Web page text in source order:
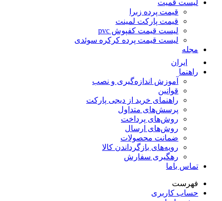
لیست قمیت
قیمت پرده زبرا
قیمت پارکت لمینت
لیست قیمت کفپوش pvc
لیست قیمت پرده کرکره سوئدی
مجله
ایران
راهنما
آموزش اندازه‌گیری و نصب
قوانین
راهنمای خرید از دیجی پارکت
پرسش‌های متداول
روش‌های پرداخت
روش‌های ارسال
ضمانت محصولات
رویه‌های بازگرداندن کالا
رهگیری سفارش
تماس باما
فهرست
حساب کاربری